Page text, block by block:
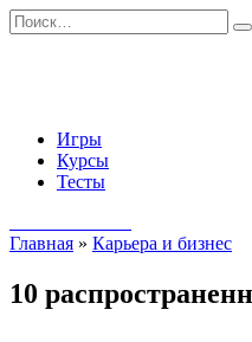
Перейти
к
Search
for:
Игры
Курсы
Тесты
Главная » Карьера и бизнес
10